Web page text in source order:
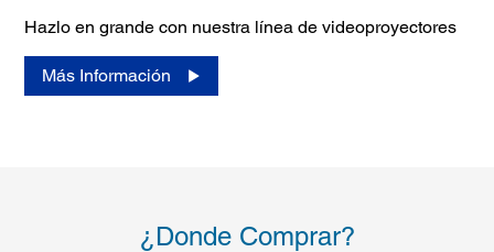
Hazlo en grande con nuestra línea de videoproyectores
Más Información
¿Donde Comprar?